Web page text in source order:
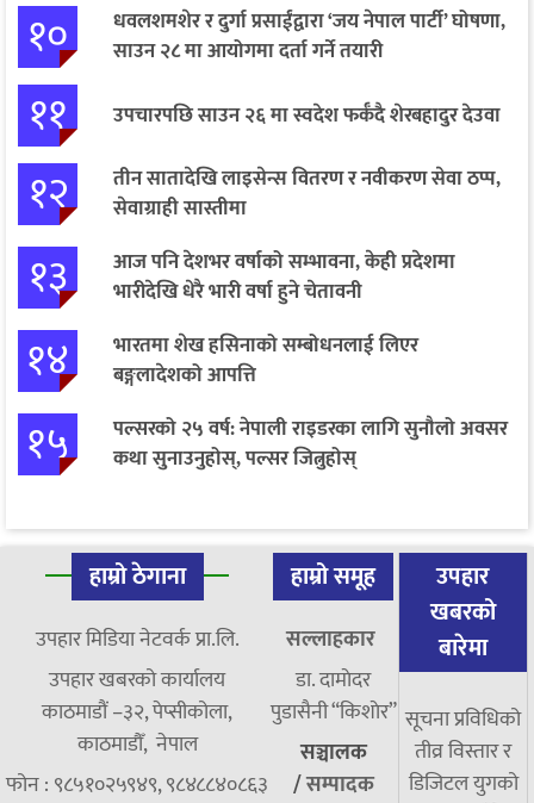
१०
धवलशमशेर र दुर्गा प्रसाईंद्वारा ‘जय नेपाल पार्टी’ घोषणा,
साउन २८ मा आयोगमा दर्ता गर्ने तयारी
११ उपचारपछि साउन २६ मा स्वदेश फर्कँदै शेरबहादुर देउवा
१२
तीन सातादेखि लाइसेन्स वितरण र नवीकरण सेवा ठप्प,
सेवाग्राही सास्तीमा
१३
आज पनि देशभर वर्षाको सम्भावना, केही प्रदेशमा
भारीदेखि धेरै भारी वर्षा हुने चेतावनी
१४
भारतमा शेख हसिनाको सम्बोधनलाई लिएर
बङ्गलादेशको आपत्ति
१५
पल्सरको २५ वर्ष: नेपाली राइडरका लागि सुनौलो अवसर
कथा सुनाउनुहोस्, पल्सर जित्नुहोस्
हाम्रो ठेगाना
उपहार मिडिया नेटवर्क प्रा.लि.
उपहार खबरको कार्यालय
काठमाडौं –३२, पेप्सीकोला,
काठमाडौँ, नेपाल
फोन : ९८५१०२५९४९, ९८४८८४०८६३
हाम्रो समूह
सल्लाहकार
डा. दामाेदर
पुडासैनी “किशाेर”
सञ्चालक
/सम्पादक
उपहार
खबरको
बारेमा
सूचना प्रविधिको
तीव्र विस्तार र
डिजिटल युगको